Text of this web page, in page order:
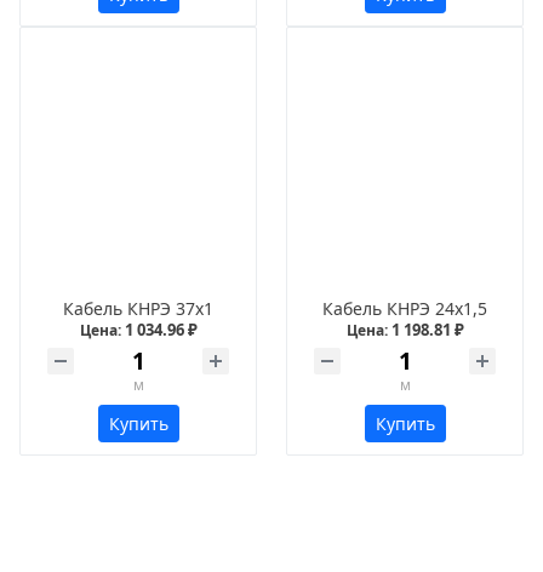
Кабель КНРЭ 37х1
Цена: 1 034.96 ₽
м
Купить
Кабель КНРЭ 24х1,5
Цена: 1 198.81 ₽
м
Купить